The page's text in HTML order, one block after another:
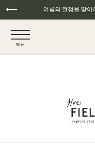
주요 콘텐츠로 건너뛰기
여름의 절정을 맞이
메뉴